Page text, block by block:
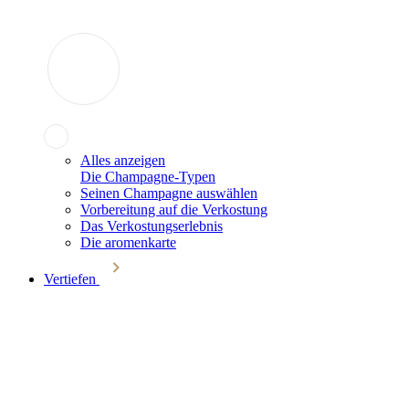
Alles anzeigen
Die Champagne-Typen
Seinen Champagne auswählen
Vorbereitung auf die Verkostung
Das Verkostungserlebnis
Die aromenkarte
Vertiefen